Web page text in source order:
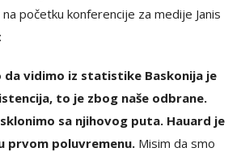
početku konferencije za medije Janis
da vidimo iz statistike Baskonija je
to je zbog naše odbrane.
sa njihovog puta. Hauard je
prvom poluvremenu. Misim da smo